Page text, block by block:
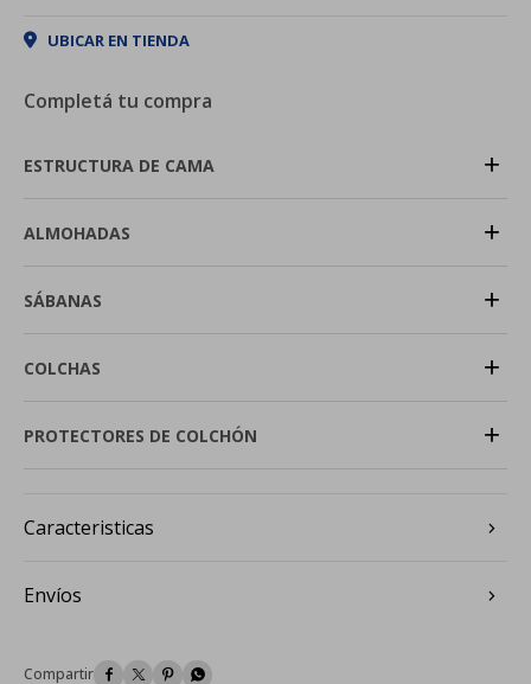
UBICAR EN TIENDA
Completá tu compra
ESTRUCTURA DE CAMA +
ALMOHADAS +
SÁBANAS +
COLCHAS +
PROTECTORES DE COLCHÓN +
Caracteristicas
Envíos
   